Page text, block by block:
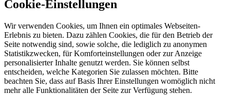
Cookie-Einstellungen
Wir verwenden Cookies, um Ihnen ein optimales Webseiten-
Erlebnis zu bieten. Dazu zählen Cookies, die für den Betrieb der
Seite notwendig sind, sowie solche, die lediglich zu anonymen
Statistikzwecken, für Komforteinstellungen oder zur Anzeige
personalisierter Inhalte genutzt werden. Sie können selbst
entscheiden, welche Kategorien Sie zulassen möchten. Bitte
beachten Sie, dass auf Basis Ihrer Einstellungen womöglich nicht
mehr alle Funktionalitäten der Seite zur Verfügung stehen.